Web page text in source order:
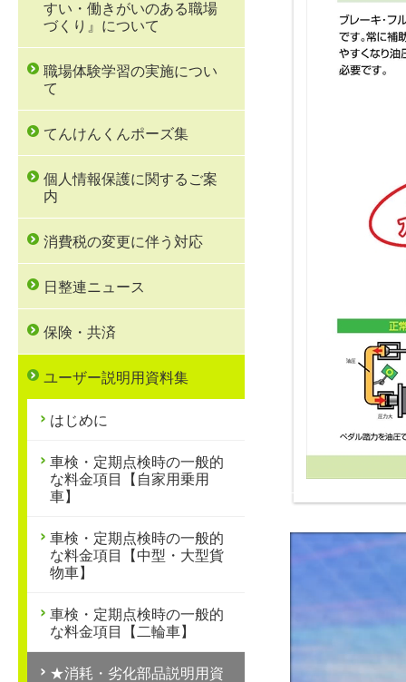
すい・働きがいのある職場
づくり』について
職場体験学習の実施につい
て
てんけんくんポーズ集
個人情報保護に関するご案
内
消費税の変更に伴う対応
日整連ニュース
保険・共済
ユーザー説明用資料集
はじめに
車検・定期点検時の一般的
な料金項目【自家用乗用
車】
車検・定期点検時の一般的
な料金項目【中型・大型貨
物車】
車検・定期点検時の一般的
な料金項目【二輪車】
★消耗・劣化部品説明用資